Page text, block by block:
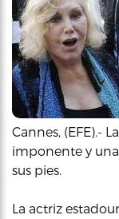
Cannes, (EFE).-
imponente y
sus pies.
La actriz